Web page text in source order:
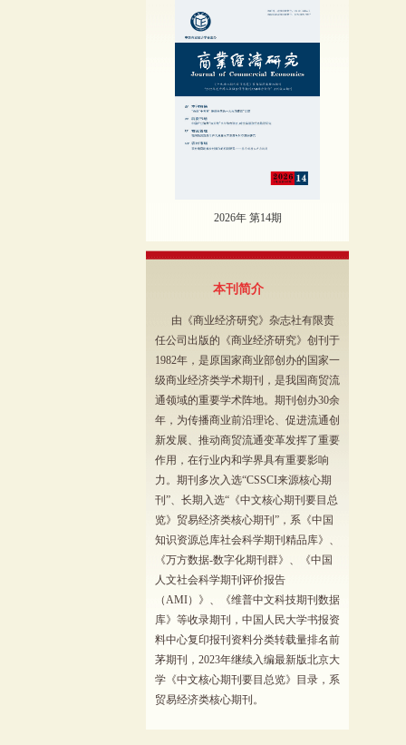
2026年 第14期
本刊简介
由《商业经济研究》杂志社有限责
任公司出版的《商业经济研究》创刊于
1982年，是原国家商业部创办的国家一
级商业经济类学术期刊，是我国商贸流
通领域的重要学术阵地。期刊创办30余
年，为传播商业前沿理论、促进流通创
新发展、推动商贸流通变革发挥了重要
作用，在行业内和学界具有重要影响
力。期刊多次入选“CSSCI来源核心期
刊”、长期入选“《中文核心期刊要目总
览》贸易经济类核心期刊”，系《中国
知识资源总库社会科学期刊精品库》、
《万方数据-数字化期刊群》、《中国
人文社会科学期刊评价报告
（AMI）》、《维普中文科技期刊数据
库》等收录期刊，中国人民大学书报资
料中心复印报刊资料分类转载量排名前
茅期刊，2023年继续入编最新版北京大
学《中文核心期刊要目总览》目录，系
贸易经济类核心期刊。